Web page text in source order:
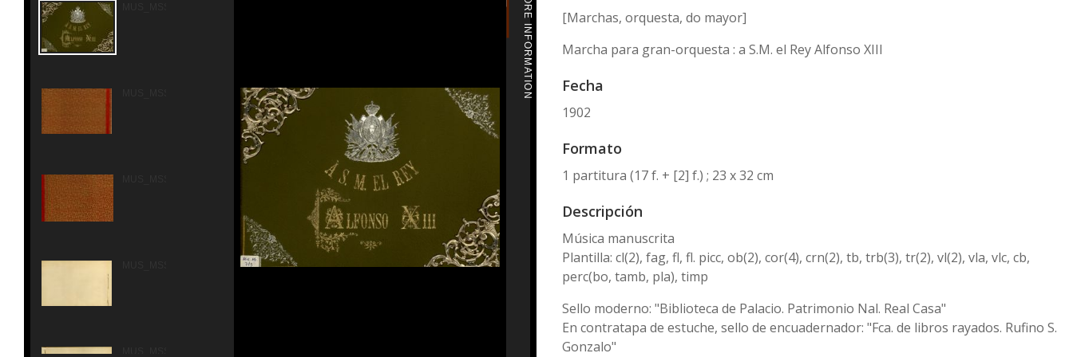
MORE INFORMATION
[Marchas, orquesta, do mayor]
Marcha para gran-orquesta : a S.M. el Rey Alfonso XIII
Fecha
1902
Formato
1 partitura (17 f. + [2] f.) ; 23 x 32 cm
Descripción
Música manuscrita
Plantilla: cl(2), fag, fl, fl. picc, ob(2), cor(4), crn(2), tb, trb(3), tr(2), vl(2), vla, vlc, cb,
perc(bo, tamb, pla), timp
Sello moderno: "Biblioteca de Palacio. Patrimonio Nal. Real Casa"
En contratapa de estuche, sello de encuadernador: "Fca. de libros rayados. Rufino S.
Gonzalo"